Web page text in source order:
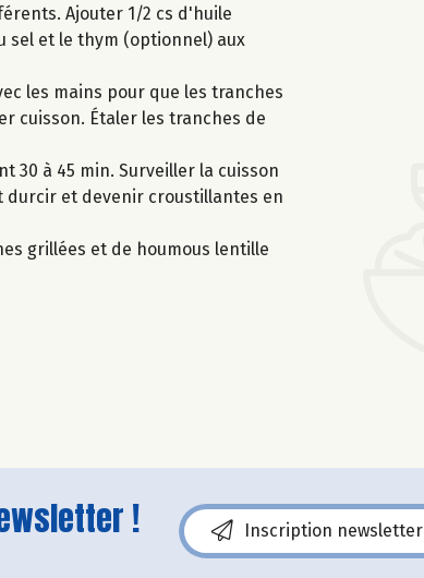
Ajouter 1/2 cs d'huile
sel et le thym (optionnel) aux
les mains pour que les tranches
cuisson. Étaler les tranches de
30 à 45 min. Surveiller la cuisson
durcir et devenir croustillantes en
grillées et de houmous lentille
! Inscription newsletter